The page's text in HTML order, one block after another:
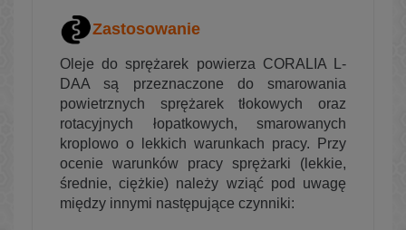
Zastosowanie
Oleje do sprężarek powierza CORALIA L-
DAA są przeznaczone do smarowania
powietrznych sprężarek tłokowych oraz
rotacyjnych łopatkowych, smarowanych
kroplowo o lekkich warunkach pracy. Przy
ocenie warunków pracy sprężarki (lekkie,
średnie, ciężkie) należy wziąć pod uwagę
między innymi następujące czynniki: